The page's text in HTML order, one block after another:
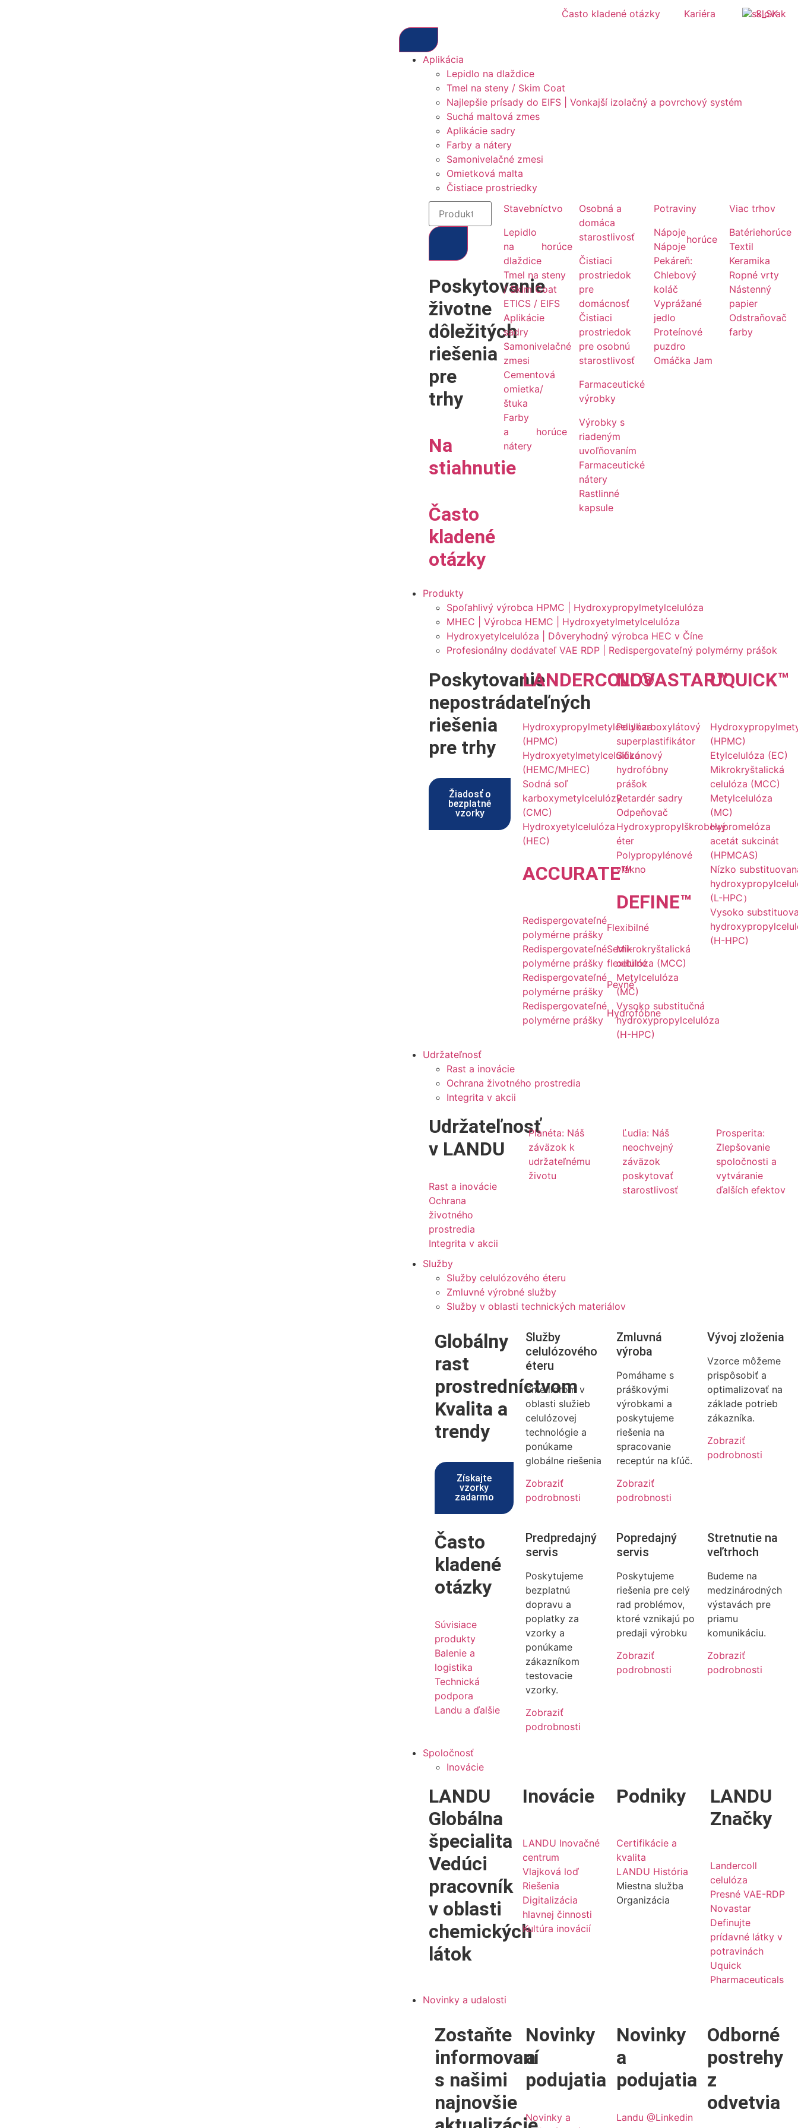
Často kladené otázky Kariéra Slovak
Aplikácia
Lepidlo na dlaždice
Tmel na steny / Skim Coat
Najlepšie prísady do EIFS | Vonkajší izolačný a povrchový systém
Suchá maltová zmes
Aplikácie sadry
Farby a nátery
Samonivelačné zmesi
Omietková malta
Čistiace prostriedky
Poskytovanie
životne
dôležitých
riešenia
pre
trhy
Na
stiahnutie
Často
kladené
otázky
Stavebníctvo
Lepidlo
na
dlaždice
horúce
Tmel na steny
/ Skim Coat
ETICS / EIFS
Aplikácie
sadry
Samonivelačné
zmesi
Cementová
omietka/
štuka
Farby
a
nátery
horúce
Osobná a
domáca
starostlivosť
Čistiaci
prostriedok
pre
domácnosť
Čistiaci
prostriedok
pre osobnú
starostlivosť
Farmaceutické
výrobky
Výrobky s
riadeným
uvoľňovaním
Farmaceutické
nátery
Rastlinné
kapsule
Potraviny
Nápoje
Nápoje
horúce
Pekáreň:
Chlebový
koláč
Vyprážané
jedlo
Proteínové
puzdro
Omáčka Jam
Viac trhov
Batériehorúce
Textil
Keramika
Ropné vrty
Nástenný
papier
Odstraňovač
farby
Produkty
Spoľahlivý výrobca HPMC | Hydroxypropylmetylcelulóza
MHEC | Výrobca HEMC | Hydroxyetylmetylcelulóza
Hydroxyetylcelulóza | Dôveryhodný výrobca HEC v Číne
Profesionálny dodávateľ VAE RDP | Redispergovateľný polymérny prášok
Poskytovanie
nepostrádateľných
riešenia
pre trhy
Žiadosť o
bezplatné
vzorky
LANDERCOLL®
Hydroxypropylmetylcelulóza
(HPMC)
Hydroxyetylmetylcelulóza
(HEMC/MHEC)
Sodná soľ
karboxymetylcelulózy
(CMC)
Hydroxyetylcelulóza
(HEC)
ACCURATE™
Redispergovateľné
polymérne prášky
Flexibilné
Redispergovateľné
polymérne prášky
Semi-
flexibilné
Redispergovateľné
polymérne prášky
Pevné
Redispergovateľné
polymérne prášky
Hydrofóbne
NOVASTAR™
Polykarboxylátový
superplastifikátor
Silikónový
hydrofóbny
prášok
Retardér sadry
Odpeňovač
Hydroxypropylškrobový
éter
Polypropylénové
vlákno
DEFINE™
Mikrokryštalická
celulóza (MCC)
Metylcelulóza
(MC)
Vysoko substitučná
hydroxypropylcelulóza
(H-HPC)
UQUICK™
(HPMC)
Etylcelulóza (EC)
Mikrokryštalická
celulóza (MCC)
Metylcelulóza
(MC)
Hypromelóza
acetát sukcinát
(HPMCAS)
Nízko
(L-HPC）
Vysoko
(H-HPC)
Udržateľnosť
Rast a inovácie
Ochrana životného prostredia
Integrita v akcii
Udržateľnosť
v LANDU
Rast a inovácie
Ochrana
životného
prostredia
Integrita v akcii
Planéta: Náš
záväzok k
udržateľnému
životu
Ľudia: Náš
neochvejný
záväzok
poskytovať
starostlivosť
Prosperita:
Zlepšovanie
spoločnosti a
vytváranie
ďalších efektov
Služby
Služby celulózového éteru
Zmluvné výrobné služby
Služby v oblasti technických materiálov
Globálny
rast
prostredníctvom
Kvalita a
trendy
Získajte
vzorky
zadarmo
Služby
celulózového
éteru
Sme lídrom v
oblasti služieb
celulózovej
technológie a
ponúkame
globálne riešenia
Zobraziť
podrobnosti
Zmluvná
výroba
Pomáhame s
práškovými
výrobkami a
poskytujeme
riešenia na
spracovanie
receptúr na kľúč.
Zobraziť
podrobnosti
Vývoj zloženia
Vzorce môžeme
prispôsobiť a
optimalizovať na
základe potrieb
zákazníka.
Zobraziť
podrobnosti
Často
kladené
otázky
Súvisiace
produkty
Balenie a
logistika
Technická
podpora
Landu a ďalšie
Predpredajný
servis
Poskytujeme
bezplatnú
dopravu a
poplatky za
vzorky a
ponúkame
zákazníkom
testovacie
vzorky.
Zobraziť
podrobnosti
Popredajný
servis
Poskytujeme
riešenia pre celý
rad problémov,
ktoré vznikajú po
predaji výrobku
Zobraziť
podrobnosti
Stretnutie na
veľtrhoch
Budeme na
medzinárodných
výstavách pre
priamu
komunikáciu.
Zobraziť
podrobnosti
Spoločnosť
Inovácie
LANDU
Globálna
špecialita
Vedúci
pracovník
v oblasti
chemických
látok
Inovácie
LANDU Inovačné
centrum
Vlajková loď
Riešenia
Digitalizácia
hlavnej činnosti
Kultúra inovácií
Podniky
Certifikácie a
kvalita
LANDU História
Miestna služba
Organizácia
LANDU
Značky
Landercoll
celulóza
Presné VAE-RDP
Novastar
Definujte
prídavné látky v
potravinách
Uquick
Pharmaceuticals
Novinky a udalosti
Zostaňte
informovaní
s našimi
najnovšie
Novinky
a
podujatia
Novinky a
Novinky
a
podujatia
Landu @Linkedin
Odborné
postrehy
z
odvetvia